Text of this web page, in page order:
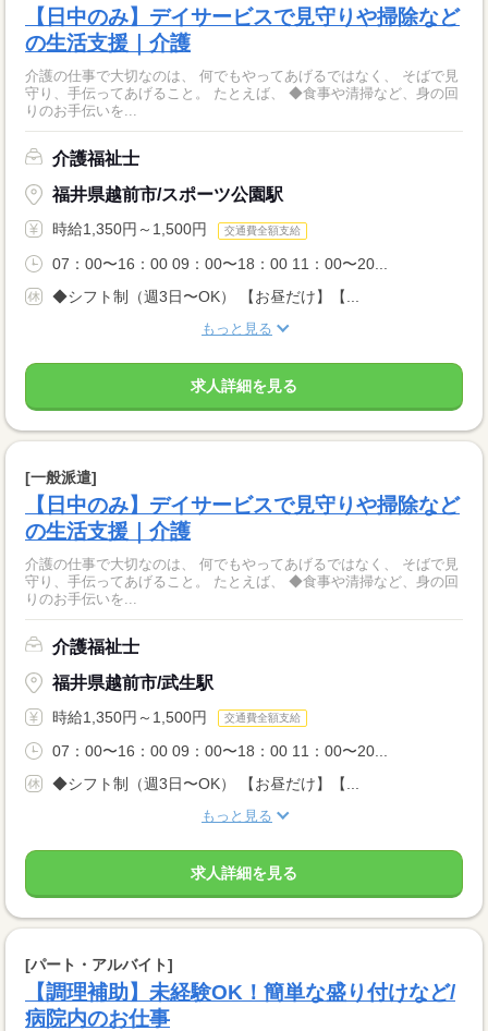
【日中のみ】デイサービスで見守りや掃除など
の生活支援｜介護
介護の仕事で大切なのは、 何でもやってあげるではなく、 そばで見
守り、手伝ってあげること。 たとえば、 ◆食事や清掃など、身の回
りのお手伝いを...
介護福祉士
福井県越前市/スポーツ公園駅
時給1,350円～1,500円 交通費全額支給
07：00〜16：00 09：00〜18：00 11：00〜20...
◆シフト制（週3日〜OK） 【お昼だけ】【...
もっと見る
求人詳細を見る
[一般派遣]
【日中のみ】デイサービスで見守りや掃除など
の生活支援｜介護
介護の仕事で大切なのは、 何でもやってあげるではなく、 そばで見
守り、手伝ってあげること。 たとえば、 ◆食事や清掃など、身の回
りのお手伝いを...
介護福祉士
福井県越前市/武生駅
時給1,350円～1,500円 交通費全額支給
07：00〜16：00 09：00〜18：00 11：00〜20...
◆シフト制（週3日〜OK） 【お昼だけ】【...
もっと見る
求人詳細を見る
[パート・アルバイト]
【調理補助】未経験OK！簡単な盛り付けなど/
病院内のお仕事